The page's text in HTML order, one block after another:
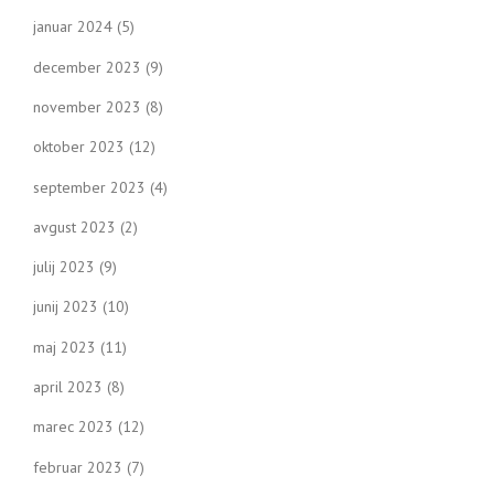
januar 2024 (5)
december 2023 (9)
november 2023 (8)
oktober 2023 (12)
september 2023 (4)
avgust 2023 (2)
julij 2023 (9)
junij 2023 (10)
maj 2023 (11)
april 2023 (8)
marec 2023 (12)
februar 2023 (7)